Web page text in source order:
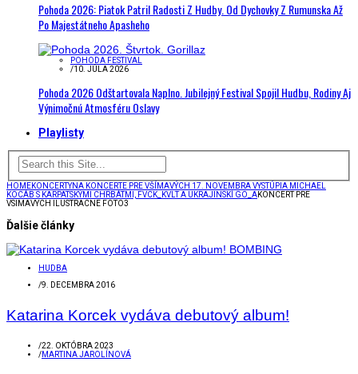
Pohoda 2026: Piatok Patril Radosti Z Hudby. Od Dychovky Z Rumunska Až
Po Majestátneho Apasheho
POHODA FESTIVAL
/10. JÚLA 2026
Pohoda 2026 Odštartovala Naplno. Jubilejný Festival Spojil Hudbu, Rodiny Aj
Výnimočnú Atmosféru Oslavy
Playlisty
HOMEKONCERTYNA KONCERTE PRE VŠÍMAVÝCH 17. NOVEMBRA VYSTÚPIA MICHAEL
KOCÁB S KARPATSKÝMI CHRBÁTMI, FVCK_KVLT A UKRAJINSKÍ GO_AKONCERT PRE
VSIMAVYCH ILUSTRACNE FOTO3
Ďalšie články
HUDBA
/9. DECEMBRA 2016
Katarina Korcek vydáva debutový album!
/22. OKTÓBRA 2023
/MARTINA JAROLÍNOVÁ